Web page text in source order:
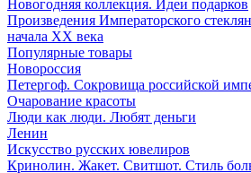
Новогодняя коллекция. Идеи подарков
Произведения Императорского
начала XX века
Популярные товары
Новороссия
Петергоф. Сокровища российской
Очарование красоты
Люди как люди. Любят деньги
Ленин
Искусство русских ювелиров
Кринолин. Жакет. Свитшот. Стиль